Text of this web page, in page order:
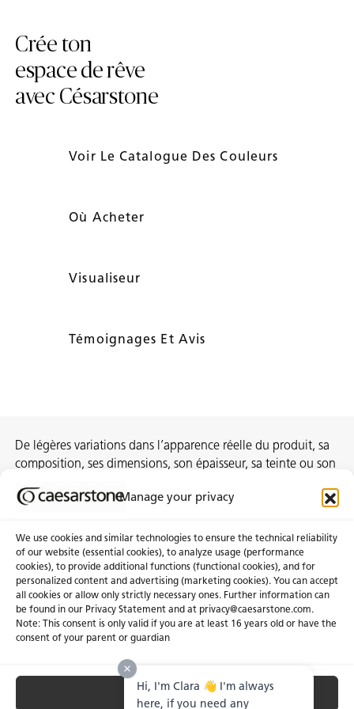
Manage your privacy
We use cookies and similar technologies to ensure the technical reliability
of our website (essential cookies), to analyze usage (performance
cookies), to provide additional functions (functional cookies), and for
personalized content and advertising (marketing cookies). You can accept
all cookies or allow only strictly necessary ones. Further information can
be found in our Privacy Statement and at privacy@caesarstone.com.
Note: This consent is only valid if you are at least 16 years old or have the
consent of your parent or guardian
Accept All
Crée ton
espace de rêve
avec Césarstone
Voir Le Catalogue Des Couleurs
Où Acheter
Visualiseur
Témoignages Et Avis
De légères variations dans l’apparence réelle du produit, sa
composition, ses dimensions, son épaisseur, sa teinte ou son
constituent pas des non-conformités.
Obtenir une soumission
À propos de nous Certifications
Communiqués Carrières
Investisseurs
Gérer les Témoins Conditions Générales de Vente
Hi, I'm Clara 👋 I'm always
here, if you need any